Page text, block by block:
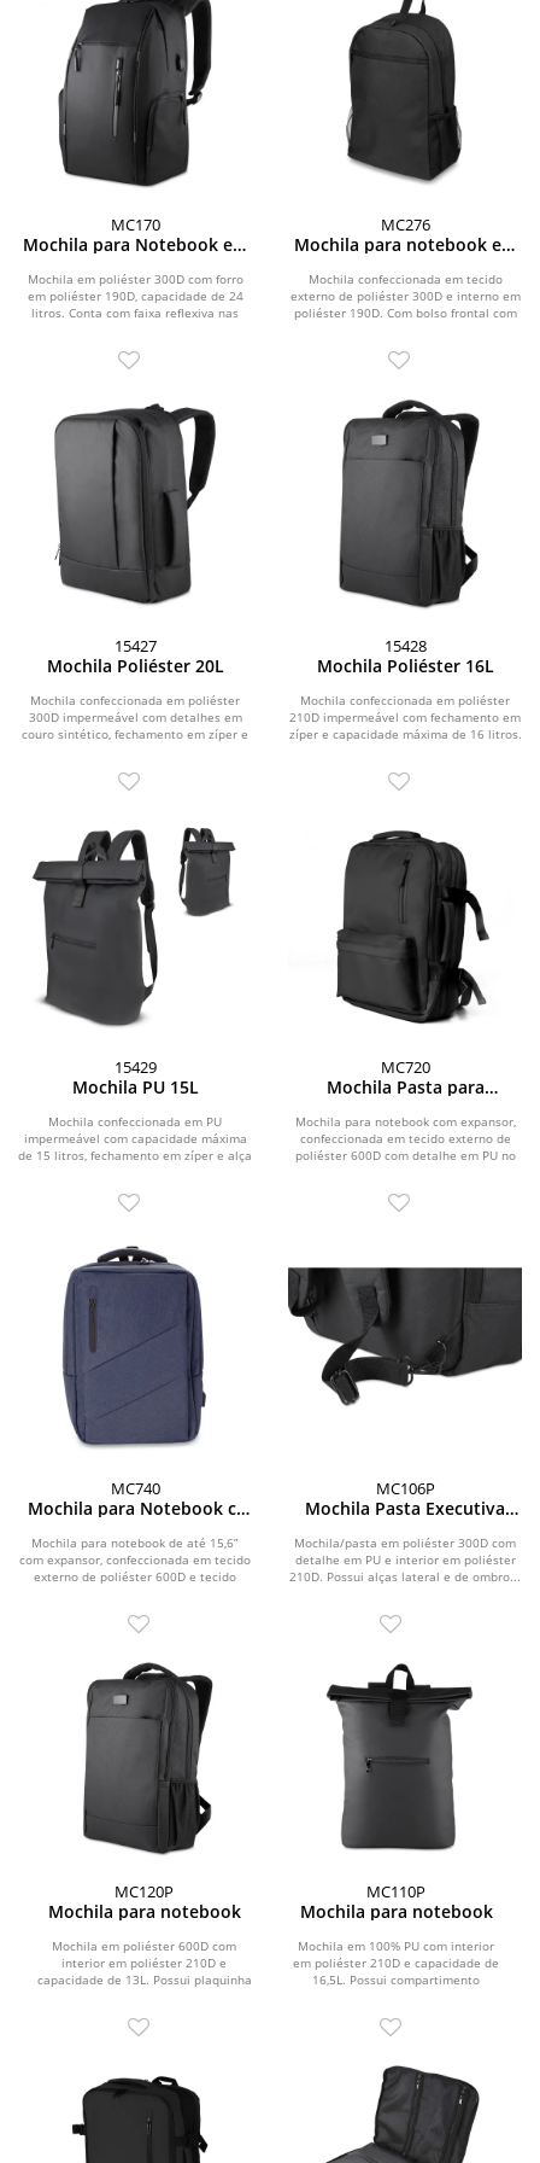
MC170
Mochila para Notebook em
Mochila em poliéster 300D com forro
em poliéster 190D, capacidade de 24
litros. Conta com faixa reflexiva nas
MC276
Mochila para notebook em
Mochila confeccionada em tecido
externo de poliéster 300D e interno em
poliéster 190D. Com bolso frontal com
15427
Mochila Poliéster 20L
Mochila confeccionada em poliéster
300D impermeável com detalhes em
couro sintético, fechamento em zíper e
15428
Mochila Poliéster 16L
Mochila confeccionada em poliéster
210D impermeável com fechamento em
zíper e capacidade máxima de 16 litros.
15429
Mochila PU 15L
Mochila confeccionada em PU
impermeável com capacidade máxima
de 15 litros, fechamento em zíper e alça
MC720
Mochila Pasta para
Mochila para notebook com expansor,
confeccionada em tecido externo de
poliéster 600D com detalhe em PU no
MC740
Mochila para Notebook c/
Mochila para notebook de até 15,6”
com expansor, confeccionada em tecido
externo de poliéster 600D e tecido
MC106P
Mochila Pasta Executiva
Mochila/pasta em poliéster 300D com
detalhe em PU e interior em poliéster
210D. Possui alças lateral e de ombro...
MC120P
Mochila para notebook
Mochila em poliéster 600D com
interior em poliéster 210D e
capacidade de 13L. Possui plaquinha
MC110P
Mochila para notebook
Mochila em 100% PU com interior
em poliéster 210D e capacidade de
16,5L. Possui compartimento